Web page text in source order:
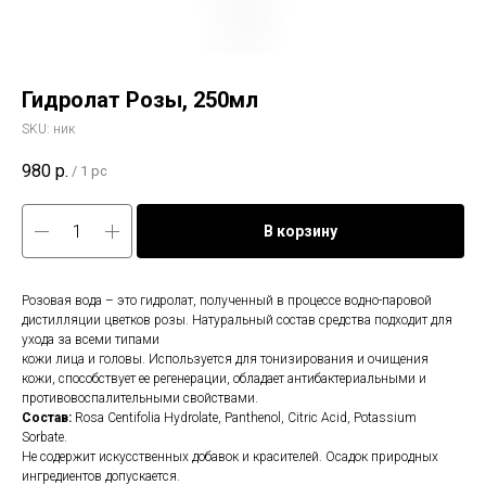
Гидролат Розы, 250мл
SKU: ник
980 р. / 1 pc
В корзину
Розовая вода – это гидролат, полученный в процессе водно-паровой
дистилляции цветков розы. Натуральный состав средства подходит для
ухода за всеми типами
кожи лица и головы. Используется для тонизирования и очищения
кожи, способствует ее регенерации, обладает антибактериальными и
противовоспалительными свойствами.
Состав: Rosa Centifolia Hydrolate, Panthenol, Citric Acid, Potassium
Sorbate.
Не содержит искусственных добавок и красителей. Осадок природных
ингредиентов допускается.